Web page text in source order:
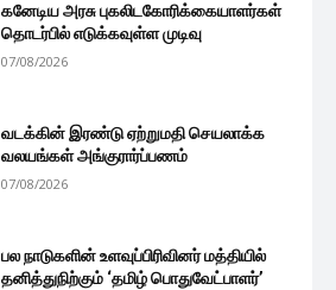
கனேடிய அரசு புகலிடகோரிக்கையாளர்கள்
தொடர்பில் எடுக்கவுள்ள முடிவு
07/08/2026
வடக்கின் இரண்டு ஏற்றுமதி செயலாக்க
வலயங்கள் அங்குரார்ப்பணம்
07/08/2026
பல நாடுகளின் உளவுப்பிரிவினர் மத்தியில்
தனித்துநிற்கும் ‘தமிழ் பொதுவேட்பாளர்’